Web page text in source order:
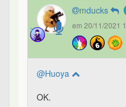
mducks
em 20/11/2021
@Huoya
OK.